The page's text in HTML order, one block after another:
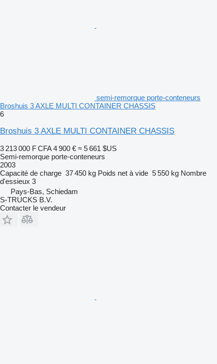
semi-remorque porte-conteneurs
Broshuis 3 AXLE MULTI CONTAINER CHASSIS
6
Broshuis 3 AXLE MULTI CONTAINER CHASSIS
3 213 000 F CFA 4 900 € ≈ 5 661 $US
Semi-remorque porte-conteneurs
2003
Capacité de charge 37 450 kg Poids net à vide 5 550 kg Nombre
d'essieux 3
Pays-Bas, Schiedam
S-TRUCKS B.V.
Contacter le vendeur